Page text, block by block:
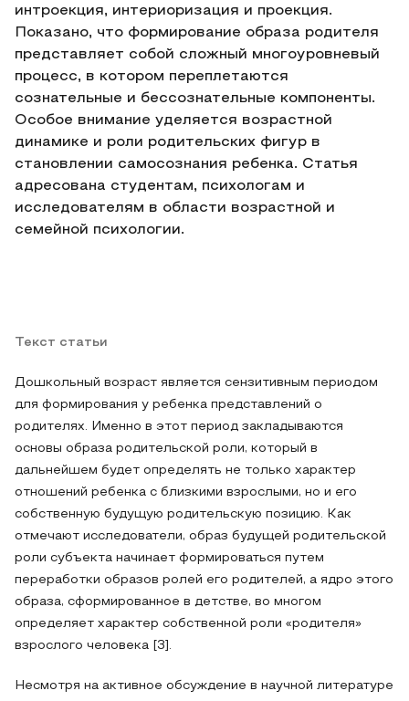
интроекция, интериоризация и проекция.
Показано, что формирование образа родителя
представляет собой сложный многоуровневый
процесс, в котором переплетаются
сознательные и бессознательные компоненты.
Особое внимание уделяется возрастной
динамике и роли родительских фигур в
становлении самосознания ребенка. Статья
адресована студентам, психологам и
исследователям в области возрастной и
семейной психологии.
Текст статьи
Дошкольный возраст является сензитивным периодом
для формирования у ребенка представлений о
родителях. Именно в этот период закладываются
основы образа родительской роли, который в
дальнейшем будет определять не только характер
отношений ребенка с близкими взрослыми, но и его
собственную будущую родительскую позицию. Как
отмечают исследователи, образ будущей родительской
роли субъекта начинает формироваться путем
переработки образов ролей его родителей, а ядро этого
образа, сформированное в детстве, во многом
определяет характер собственной роли «родителя»
взрослого человека [3].
Несмотря на активное обсуждение в научной литературе